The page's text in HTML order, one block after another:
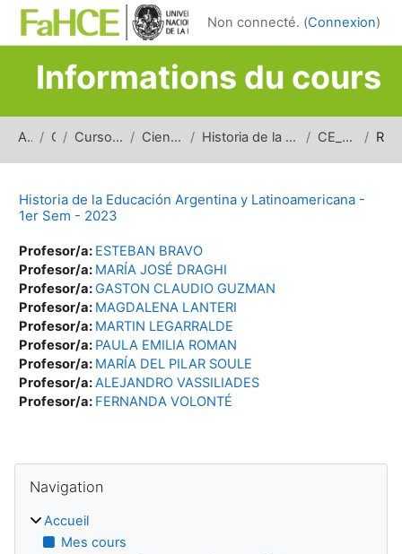
Passer au contenu principal
Non connecté. (Connexion)
Informations du cours
Accueil Cours Cursos de carreras de grado Ciencias de la Educación Historia de la Educación Argentina y Latinoamericana CE_HEAL_1erSem_2023 Résumé
Historia de la Educación Argentina y Latinoamericana -
1er Sem - 2023
Profesor/a: ESTEBAN BRAVO
Profesor/a: MARÍA JOSÉ DRAGHI
Profesor/a:GASTON CLAUDIO GUZMAN
Profesor/a: MAGDALENA LANTERI
Profesor/a: MARTIN LEGARRALDE
Profesor/a: PAULA EMILIA ROMAN
Profesor/a: MARÍA DEL PILAR SOULE
Profesor/a:ALEJANDRO VASSILIADES
Profesor/a: FERNANDA VOLONTÉ
Blocs
Navigation
Accueil
Mes cours